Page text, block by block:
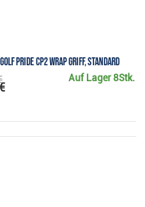
Golf Pride CP2 Wrap Griff, Standard
Auf Lager8Stk.